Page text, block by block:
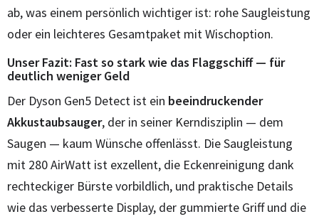
ab, was einem persönlich wichtiger ist: rohe Saugleistung
oder ein leichteres Gesamtpaket mit Wischoption.
Unser Fazit: Fast so stark wie das Flaggschiff — für
deutlich weniger Geld
Der Dyson Gen5 Detect ist ein beeindruckender
Akkustaubsauger, der in seiner Kerndisziplin — dem
Saugen — kaum Wünsche offenlässt. Die Saugleistung
mit 280 AirWatt ist exzellent, die Eckenreinigung dank
rechteckiger Bürste vorbildlich, und praktische Details
wie das verbesserte Display, der gummierte Griff und die